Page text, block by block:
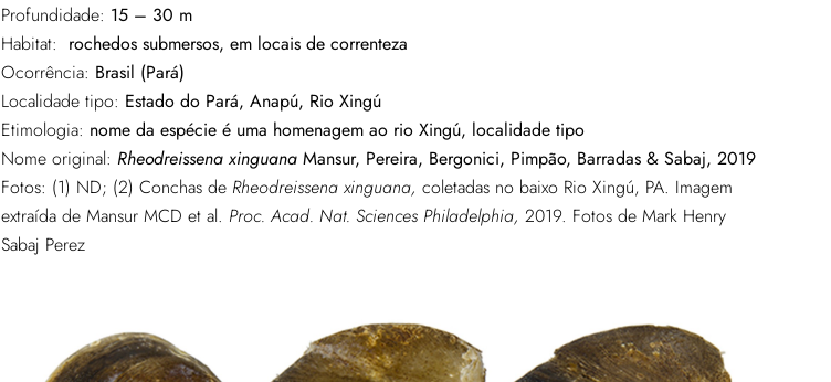
Profundidade: 15 – 30 m
Habitat: rochedos submersos, em locais de correnteza
Ocorrência: Brasil (Pará)
Localidade tipo: Estado do Pará, Anapú, Rio Xingú
Etimologia: nome da espécie é uma homenagem ao rio Xingú, localidade tipo
Nome original: Rheodreissena xinguanaMansur, Pereira, Bergonici, Pimpão, Barradas & Sabaj, 2019
Fotos: (1) ND; (2) Conchas de Rheodreissena xinguana, coletadas no baixo Rio Xingú, PA. Imagem
extraída de Mansur MCD et al. Proc. Acad. Nat. Sciences Philadelphia, 2019. Fotos de Mark Henry
Sabaj Perez